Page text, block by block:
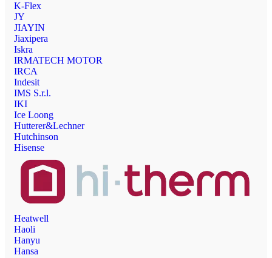
K-Flex
JY
JIAYIN
Jiaxipera
Iskra
IRMATECH MOTOR
IRCA
Indesit
IMS S.r.l.
IKI
Ice Loong
Hutterer&Lechner
Hutchinson
Hisense
Heatwell
Haoli
Hanyu
Hansa